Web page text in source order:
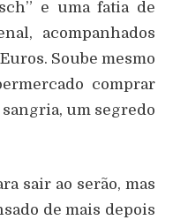
e uma fatia de
acompanhados
Soube mesmo
comprar
um segredo
sair ao serão, mas
de mais depois